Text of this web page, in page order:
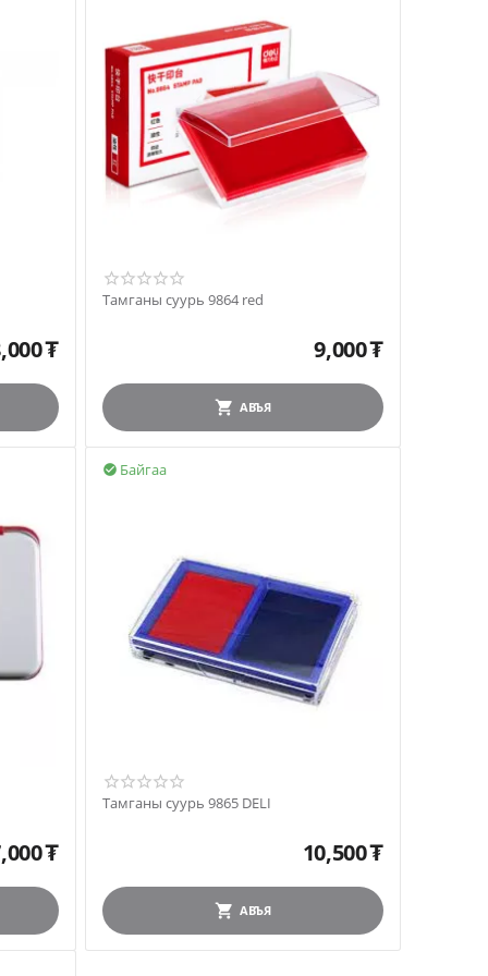
₮
Тамганы суурь 9864 red
9,000₮
АВЪЯ
₮
Байгаа

Тамганы суурь 9865 DELI
10,500₮
АВЪЯ